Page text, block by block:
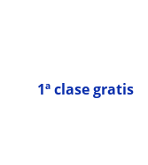
1ª clase gratis